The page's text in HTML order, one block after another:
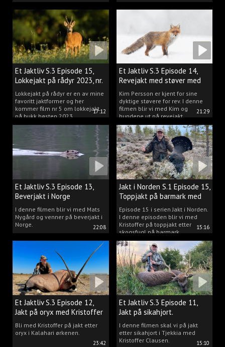
17:12
Et Jaktliv S.3 Episode 15,
Lokkejakt på rådyr 2023, nr.
5Lokkejakt på rådyr er en av mine
favoritt jaktformer og her
kommer film nr 5 om lokkejakt
på bukk høsten 2023.
21:29
Et Jaktliv S.3 Episode 14,
Revejakt med støver med
Kim Persson
Kim Persson er kjent for sine
dyktige støvere for rev. I denne
filmen blir vi med Kim og
hundene ut på revejakt.
22:08
Et Jaktliv S.3 Episode 13,
Beverjakt i Norge
I denne filmen blir vi med Mats
Nygård og venner på beverjakt i
Norge.
15:16
Jakt i Norden S.1 Episode 15,
Toppjakt på barmark med
Kristoffer Clausen
Episode 15 i serien Jakt i Norden.
I denne episoden blir vi med
Kristoffer på toppjakt etter
skogsfugl på barmark.
23:42
Et Jaktliv S.3 Episode 12,
Jakt på oryx med Kristoffer
Clausen
Bli med Kristoffer på jakt etter
oryx i Kalahari ørkenen.
15:10
Et Jaktliv S.3 Episode 11,
Jakt på sikahjort.
I denne filmen skal vi på jakt
etter sikahjort i Tjekkia med
Kristoffer Clausen.